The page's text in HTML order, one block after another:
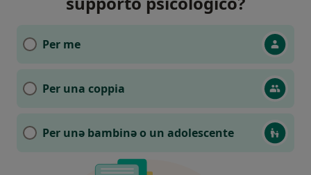
Per me
Per una coppia
Per unǝ bambinǝ o un adolescente